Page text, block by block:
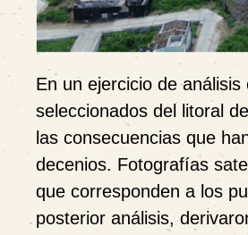
En un ejercicio de
seleccionados del litoral
las consecuencias que
decenios. Fotografías
que corresponden a los
posterior análisis,